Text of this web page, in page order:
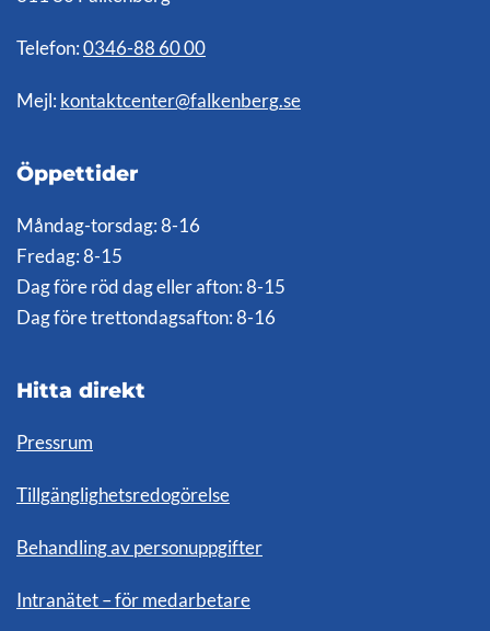
Telefon: 0346-88 60 00
Mejl: kontaktcenter@falkenberg.se
Öppettider
Måndag-torsdag: 8-16
Fredag: 8-15
Dag före röd dag eller afton: 8-15
Dag före trettondagsafton: 8-16
Hitta direkt
Pressrum
Tillgänglighetsredogörelse
Behandling av personuppgifter
Intranätet – för medarbetare